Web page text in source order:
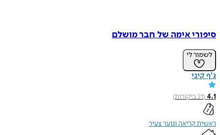
סיפורי אימה של חבר מושלם
לשמור לי
ג'ף קיני
4.1
(
21ביקורות)
ראשית קריאה ונוער צעיר